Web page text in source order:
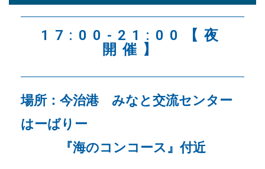
17:00-21:00【夜
開催】
場所：今治港 みなと交流センター
はーばりー
『海のコンコース』付近